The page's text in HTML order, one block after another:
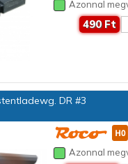
Azonnal
490 Ft
DR #3
Azonnal